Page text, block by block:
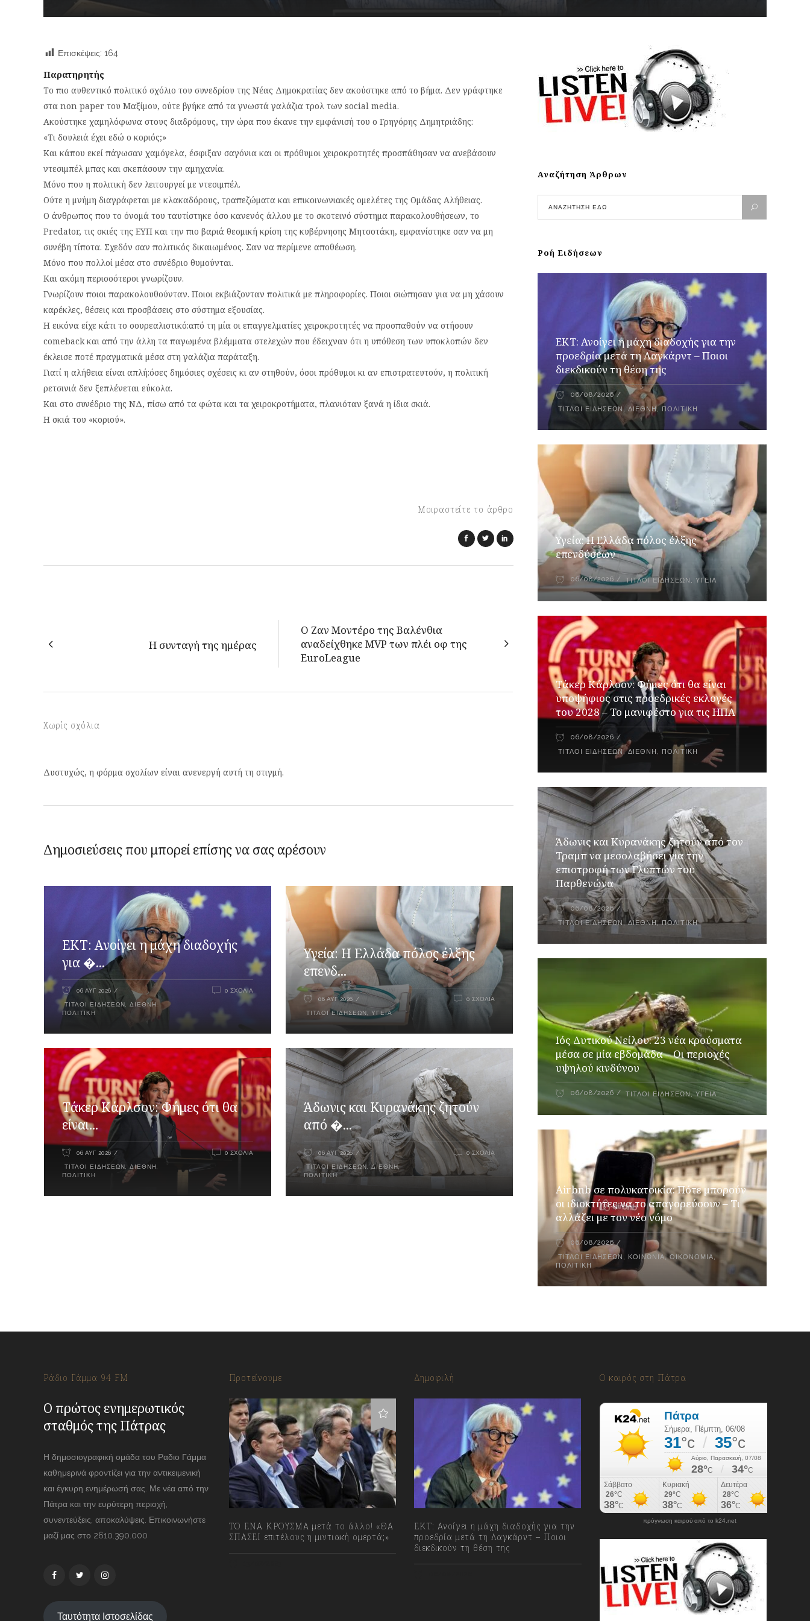
Επισκέψεις: 164
Παρατηρητής
Το πιο αυθεντικό πολιτικό σχόλιο του συνεδρίου της Νέας Δημοκρατίας δεν ακούστηκε από το βήμα. Δεν γράφτηκε
στα non paper του Μαξίμου, ούτε βγήκε από τα γνωστά γαλάζια τρολ των social media.
Ακούστηκε χαμηλόφωνα στους διαδρόμους, την ώρα που έκανε την εμφάνισή του ο Γρηγόρης Δημητριάδης:
«Τι δουλειά έχει εδώ ο κοριός;»
Και κάπου εκεί πάγωσαν χαμόγελα, έσφιξαν σαγόνια και οι πρόθυμοι χειροκροτητές προσπάθησαν να ανεβάσουν
ντεσιμπέλ μπας και σκεπάσουν την αμηχανία.
Μόνο που η πολιτική δεν λειτουργεί με ντεσιμπέλ.
Ούτε η μνήμη διαγράφεται με κλακαδόρους, τραπεζώματα και επικοινωνιακές ομελέτες της Ομάδας Αλήθειας.
Ο άνθρωπος που το όνομά του ταυτίστηκε όσο κανενός άλλου με το σκοτεινό σύστημα παρακολουθήσεων, το
Predator, τις σκιές της ΕΥΠ και την πιο βαριά θεσμική κρίση της κυβέρνησης Μητσοτάκη, εμφανίστηκε σαν να μη
συνέβη τίποτα. Σχεδόν σαν πολιτικός δικαιωμένος. Σαν να περίμενε αποθέωση.
Μόνο που πολλοί μέσα στο συνέδριο θυμούνται.
Και ακόμη περισσότεροι γνωρίζουν.
Γνωρίζουν ποιοι παρακολουθούνταν. Ποιοι εκβιάζονταν πολιτικά με πληροφορίες. Ποιοι σιώπησαν για να μη χάσουν
καρέκλες, θέσεις και προσβάσεις στο σύστημα εξουσίας.
Η εικόνα είχε κάτι το σουρεαλιστικό:από τη μία οι επαγγελματίες χειροκροτητές να προσπαθούν να στήσουν
comeback και από την άλλη τα παγωμένα βλέμματα στελεχών που έδειχναν ότι η υπόθεση των υποκλοπών δεν
έκλεισε ποτέ πραγματικά μέσα στη γαλάζια παράταξη.
Γιατί η αλήθεια είναι απλή:όσες δημόσιες σχέσεις κι αν στηθούν, όσοι πρόθυμοι κι αν επιστρατευτούν, η πολιτική
ρετσινιά δεν ξεπλένεται εύκολα.
Και στο συνέδριο της ΝΔ, πίσω από τα φώτα και τα χειροκροτήματα, πλανιόταν ξανά η ίδια σκιά.
Η σκιά του «κοριού».
Μοιραστείτε το άρθρο
Η συνταγή της ημέρας
Ο Ζαν Μοντέρο της Βαλένθια
αναδείχθηκε MVP των πλέι οφ της
EuroLeague
Χωρίς σχόλια
Δυστυχώς, η φόρμα σχολίων είναι ανενεργή αυτή τη στιγμή.
Δημοσιεύσεις που μπορεί επίσης να σας αρέσουν
ΕΚΤ: Ανοίγει η μάχη διαδοχής
για �...
06 ΑΥΓ 2026
ΤΊΤΛΟΙ ΕΙΔΉΣΕΩΝ ΔΙΕΘΝΉ,
ΠΟΛΙΤΙΚΉ
0 ΣΧΌΛΙΑ
Υγεία: Η Ελλάδα πόλος έλξης
επενδ...
06 ΑΥΓ 2026
ΤΊΤΛΟΙ ΕΙΔΉΣΕΩΝ ΥΓΕΊΑ
0 ΣΧΌΛΙΑ
Τάκερ Κάρλσον: Φήμες ότι θα
είναι...
06 ΑΥΓ 2026
ΤΊΤΛΟΙ ΕΙΔΉΣΕΩΝ ΔΙΕΘΝΉ
ΠΟΛΙΤΙΚΉ
0 ΣΧΌΛΙΑ
Άδωνις και Κυρανάκης ζητούν
από �...
06 ΑΥΓ 2026
ΤΊΤΛΟΙ ΕΙΔΉΣΕΩΝ ,ΔΙΕΘΝΉ,
ΠΟΛΙΤΙΚΉ
0 ΣΧΌΛΙΑ
Αναζήτηση Άρθρων
Ροή Ειδήσεων
ΕΚΤ: Ανοίγει η μάχη διαδοχής για την
προεδρία μετά τη Λαγκάρντ – Ποιοι
διεκδικούν τη θέση της
06/08/2026
ΤΊΤΛΟΙ ΕΙΔΉΣΕΩΝ ,ΔΙΕΘΝΉ, ΠΟΛΙΤΙΚΉ
Υγεία: Η Ελλάδα πόλος έλξης
επενδύσεων
06/08/2026 ΤΊΤΛΟΙ ΕΙΔΉΣΕΩΝ ,ΥΓΕΊΑ
Τάκερ Κάρλσον: Φήμες ότι θα είναι
υποψήφιος στις προεδρικές εκλογές
του 2028 – Το μανιφέστο για τις ΗΠΑ
06/08/2026
ΤΊΤΛΟΙ ΕΙΔΉΣΕΩΝ,ΔΙΕΘΝΉ , ΠΟΛΙΤΙΚΉ
Άδωνις και Κυρανάκης ζητούν από τον
Τραμπ να μεσολαβήσει για την
επιστροφή των Γλυπτών του
Παρθενώνα
06/08/2026
ΤΊΤΛΟΙ ΕΙΔΉΣΕΩΝ,ΔΙΕΘΝΉ,ΠΟΛΙΤΙΚΉ
Ιός Δυτικού Νείλου: 23 νέα κρούσματα
μέσα σε μία εβδομάδα – Οι περιοχές
υψηλού κινδύνου
06/08/2026 ΤΊΤΛΟΙ ΕΙΔΉΣΕΩΝ,ΥΓΕΊΑ
Airbnb σε πολυκατοικία: Πότε μπορούν
οι ιδιοκτήτες να το απαγορεύσουν – Τι
αλλάζει με τον νέο νόμο
06/08/2026
ΤΊΤΛΟΙ ΕΙΔΉΣΕΩΝ , ΚΟΙΝΩΝΊΑ,ΟΙΚΟΝΟΜΊΑ,
ΠΟΛΙΤΙΚΉ
Ράδιο Γάμμα 94 FM
Ο πρώτος ενημερωτικός
σταθμός της Πάτρας
Η δημοσιογραφική ομάδα του Ραδιο Γάμμα
καθημερινά φροντίζει για την αντικειμενική
και έγκυρη ενημέρωσή σας. Με νέα από την
Πάτρα και την ευρύτερη περιοχή,
συνεντεύξεις, αποκαλύψεις. Επικοινωνήστε
μαζί μας στο 2610.390.000
Ταυτότητα Ιστοσελίδας
Προτείνουμε
ΤΟ ΕΝΑ ΚΡΟΥΣΜΑ μετά το άλλο! «ΘΑ
ΣΠΑΣΕΙ επιτέλους η μιντιακή ομερτά;»
Δημοφιλή
ΕΚΤ: Ανοίγει η μάχη διαδοχής για την
προεδρία μετά τη Λαγκάρντ – Ποιοι
διεκδικούν τη θέση της
Ο καιρός στη Πάτρα
πρόγνωση καιρού από το k24.net